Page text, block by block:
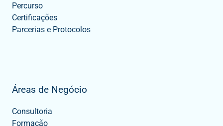
Percurso
Certificações
Parcerias e Protocolos
Áreas de Negócio
Consultoria
Formação